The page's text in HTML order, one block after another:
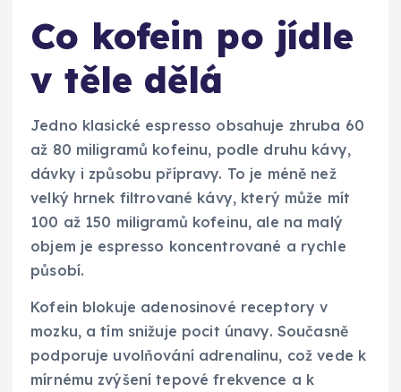
Co kofein po jídle
v těle dělá
Jedno klasické espresso obsahuje zhruba 60
až 80 miligramů kofeinu, podle druhu kávy,
dávky i způsobu přípravy. To je méně než
velký hrnek filtrované kávy, který může mít
100 až 150 miligramů kofeinu, ale na malý
objem je espresso koncentrované a rychle
působí.
Kofein blokuje adenosinové receptory v
mozku, a tím snižuje pocit únavy. Současně
podporuje uvolňování adrenalinu, což vede k
mírnému zvýšení tepové frekvence a k